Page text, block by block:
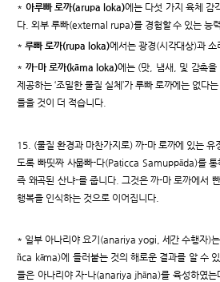
* 아루빠 로까(arupa loka)에는 다섯 가지 육체 감
다. 외부 루빠(external rupa)를 경험할 수 있는 능
*루빠 로까(rupa loka)에서는 광경(시각대상)과 소
* 까-마 로까(kāma loka)에는 (맛, 냄새, 및 감촉
제공하는 ‘조밀한 물질 실체’가 루빠 로까에는 없
들을 것이 더 적습니다.
15. (물질 환경과 마찬가지로) 까-마 로까에 있는 유
도록 빠띳짜 사뭅빠-다(Paṭicca Samuppāda)를
즉 왜곡된 산냐-를 줍니다. 그것은 까-마 로까에서
행복을 인식하는 것으로 이어집니다.
* 일부 아나리야 요기(anariya yogi, 세간 수행자)
ñca kāma)에 들러붙는 것의 해로운 결과를 알 수
들은 아나리야 자-나(anariya jhāna)를 육성하였